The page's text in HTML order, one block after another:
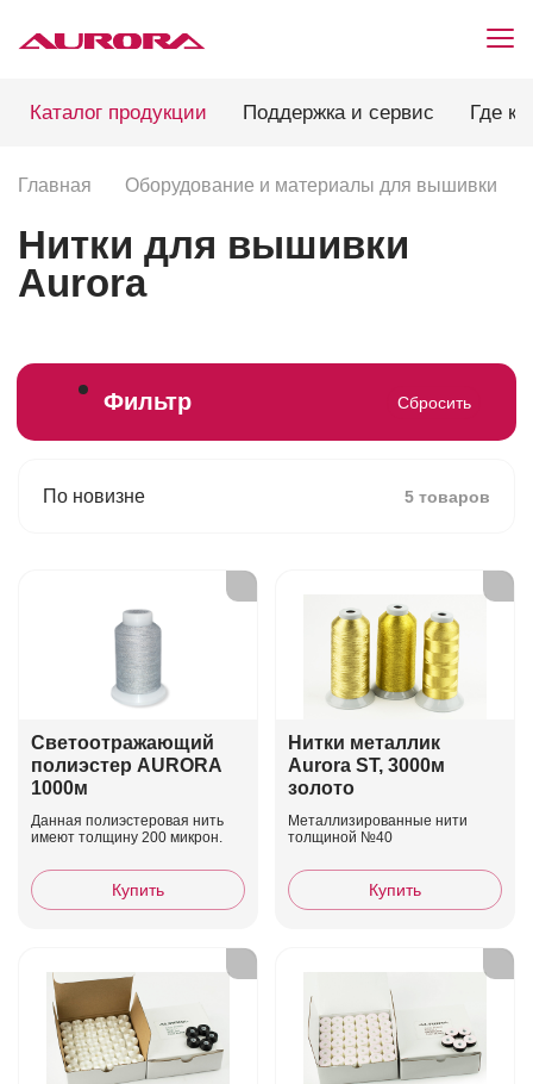
Каталог продукции Поддержка и сервис Где
Главная Оборудование и материалы для вышивки
Нитки для вышивки
Aurora
Фильтр Сбросить
По новизне 5 товаров
Светоотражающий
полиэстер AURORA
1000м
Данная полиэстеровая нить
имеют толщину 200 микрон.
Купить
Нитки металлик
Aurora ST, 3000м
золото
Металлизированные нити
толщиной №40
Купить